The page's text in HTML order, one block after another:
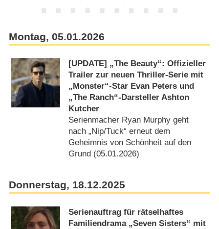
Montag, 05.01.2026
[UPDATE] „The Beauty“: Offizieller
Trailer zur neuen Thriller-Serie mit
„Monster“-Star Evan Peters und
„The Ranch“-Darsteller Ashton
Kutcher
Serienmacher Ryan Murphy geht
nach „Nip/​Tuck“ erneut dem
Geheimnis von Schönheit auf den
Grund (05.01.2026)
Donnerstag, 18.12.2025
Serienauftrag für rätselhaftes
Familiendrama „Seven Sisters“ mit